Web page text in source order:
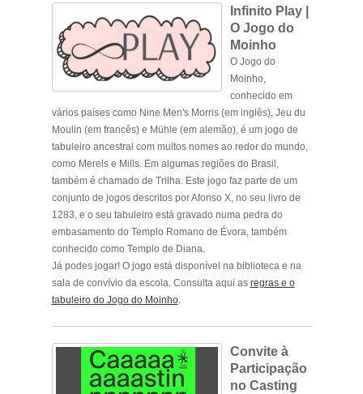
Infinito Play |
O Jogo do
Moinho
O Jogo do
Moinho,
conhecido em
vários países como Nine Men's Morris (em inglês), Jeu du
Moulin (em francês) e Mühle (em alemão), é um jogo de
tabuleiro ancestral com muitos nomes ao redor do mundo,
como Merels e Mills. Em algumas regiões do Brasil,
também é chamado de Trilha. Este jogo faz parte de um
conjunto de jogos descritos por Afonso X, no seu livro de
1283, e o seu tabuleiro está gravado numa pedra do
embasamento do Templo Romano de Évora, também
conhecido como Templo de Diana.
Já podes jogar! O jogo está disponível na biblioteca e na
sala de convívio da escola. Consulta aqui as regras e o
tabuleiro do Jogo do Moinho.
Convite à
Participação
no Casting